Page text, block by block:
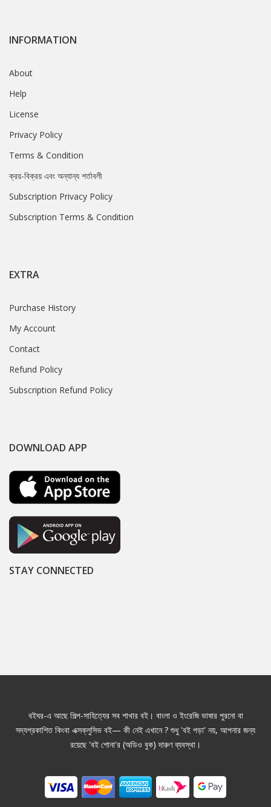
INFORMATION
About
Help
License
Privacy Policy
Terms & Condition
ক্রয়-বিক্রয় এবং অন্যান্য শর্তাবলী
Subscription Privacy Policy
Subscription Terms & Condition
EXTRA
Purchase History
My Account
Contact
Refund Policy
Subscription Refund Policy
DOWNLOAD APP
STAY CONNECTED
বইঘর-এ আছে শিল্প-সাহিত্যের সব শাখার বই। বাংলা ও ইংরেজি ভাষার পুরনো বা
সদ্যপ্রকাশিত কিংবা এক্সক্লুসিভ বই— কী নেই এখানে ? শুধু 'বই পড়া' নয়, আপনার জন্য
রয়েছে 'বই শোনা'র (অডিও বুক) দারুণ ব্যবস্থা।